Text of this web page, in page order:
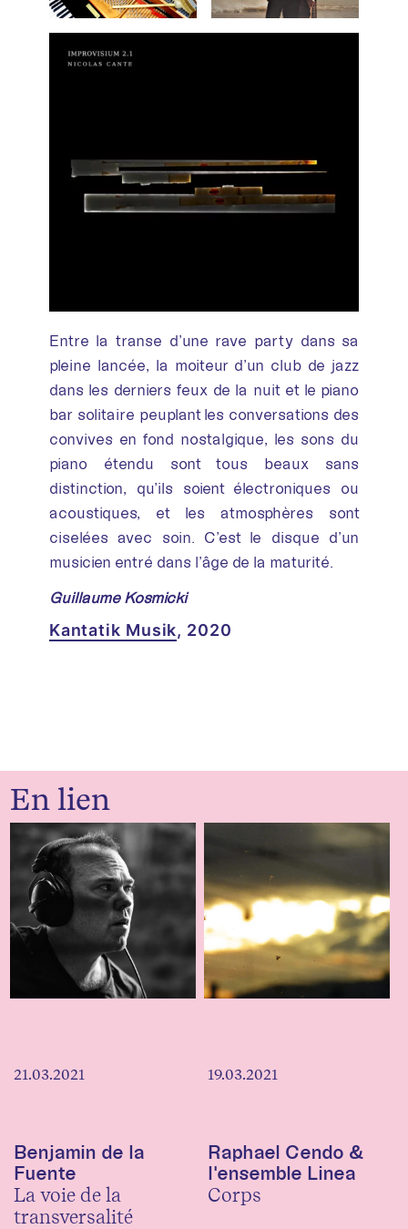
Entre la transe d’une rave party dans sa
pleine lancée, la moiteur d’un club de jazz
dans les derniers feux de la nuit et le piano
bar solitaire peuplant les conversations des
convives en fond nostalgique, les sons du
piano étendu sont tous beaux sans
distinction, qu’ils soient électroniques ou
acoustiques, et les atmosphères sont
ciselées avec soin. C’est le disque d’un
musicien entré dans l’âge de la maturité.
Guillaume Kosmicki
Kantatik Musik, 2020
En lien
21.03.2021
Benjamin de la
Fuente
La voie de la
transversalité
19.03.2021
Raphael Cendo &
l'ensemble Linea
Corps